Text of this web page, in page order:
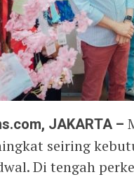
JAKARTA –
seiring
Di tengah